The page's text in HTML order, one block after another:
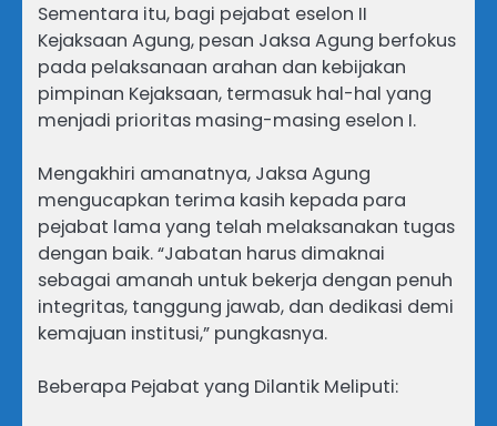
Sementara itu, bagi pejabat eselon II
Kejaksaan Agung, pesan Jaksa Agung berfokus
pada pelaksanaan arahan dan kebijakan
pimpinan Kejaksaan, termasuk hal-hal yang
menjadi prioritas masing-masing eselon I.
Mengakhiri amanatnya, Jaksa Agung
mengucapkan terima kasih kepada para
pejabat lama yang telah melaksanakan tugas
dengan baik. “Jabatan harus dimaknai
sebagai amanah untuk bekerja dengan penuh
integritas, tanggung jawab, dan dedikasi demi
kemajuan institusi,” pungkasnya.
Beberapa Pejabat yang Dilantik Meliputi: